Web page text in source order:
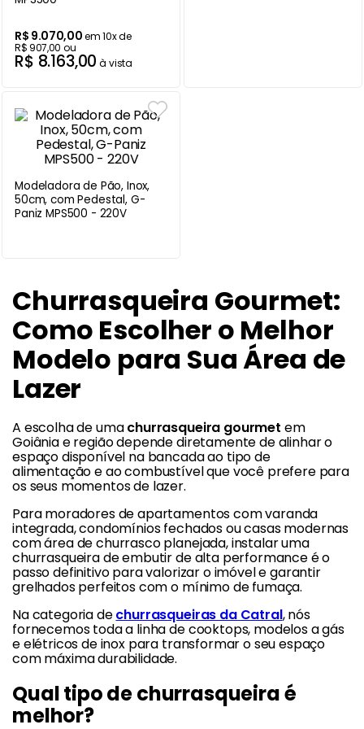
R$ 9.070,00em10x de
R$ 907,00 ou
R$ 8.163,00 à vista
Modeladora de Pão, Inox,
50cm, com Pedestal, G-
Paniz MPS500 - 220V
Churrasqueira Gourmet:
Como Escolher o Melhor
Modelo para Sua Área de
Lazer
A escolha de umachurrasqueira gourmet em
Goiânia e região depende diretamente de alinhar o
espaço disponível na bancada ao tipo de
alimentação e ao combustível que você prefere para
os seus momentos de lazer.
Para moradores de apartamentos com varanda
integrada, condomínios fechados ou casas modernas
com área de churrasco planejada, instalar uma
churrasqueira de embutir de alta performance é o
passo definitivo para valorizar o imóvel e garantir
grelhados perfeitos com o mínimo de fumaça.
Na categoria dechurrasqueiras da Catral, nós
fornecemos toda a linha de cooktops, modelos a gás
e elétricos de inox para transformar o seu espaço
com máxima durabilidade.
Qual tipo de churrasqueira é
melhor?
10º Ar Condicionado